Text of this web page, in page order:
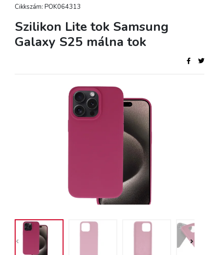
Cikkszám: POK064313
Szilikon Lite tok Samsung
Galaxy S25 málna tok